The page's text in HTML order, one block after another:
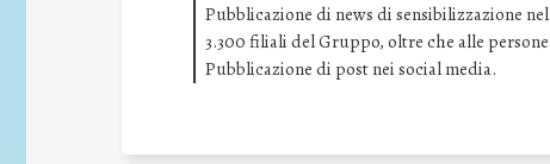
Pubblicazione di news di sensibilizzazione
3.300 filiali del Gruppo, oltre che alle
Pubblicazione di post nei social media.